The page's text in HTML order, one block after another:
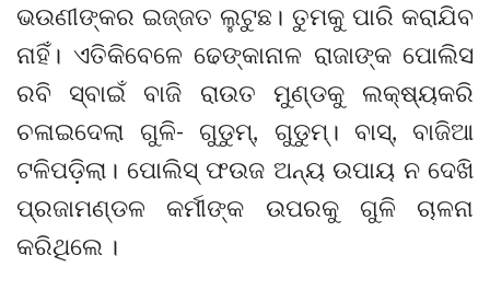
ଭଉଣୀଙ୍କର ଇଜ୍ଜତ ଲୁଟୁଛ। ତୁମକୁ ପାରି କରାଯିବ
ନାହିଁ। ଏତିକିବେଳେ ଢେଙ୍କାନାଳ ରାଜାଙ୍କ ପୋଲିସ
ରବି ସ୍ବାଇଁ ବାଜି ରାଉତ ମୁଣ୍ଡକୁ ଲକ୍ଷ୍ୟକରି
ଚଳାଇଦେଲା ଗୁଳି- ଗୁଡୁମ୍‌, ଗୁଡୁମ୍‌। ବାସ୍‌, ବାଜିଆ
ଟଳିପଡ଼ିଲା। ପୋଲିସ୍ ଫଉଜ ଅନ୍ୟ ଉପାୟ ନ ଦେଖି
ପ୍ରଜାମଣ୍ଡଳ କର୍ମୀଙ୍କ ଉପରକୁ ଗୁଳି ଚାଳନା
କରିଥିଲେ ।